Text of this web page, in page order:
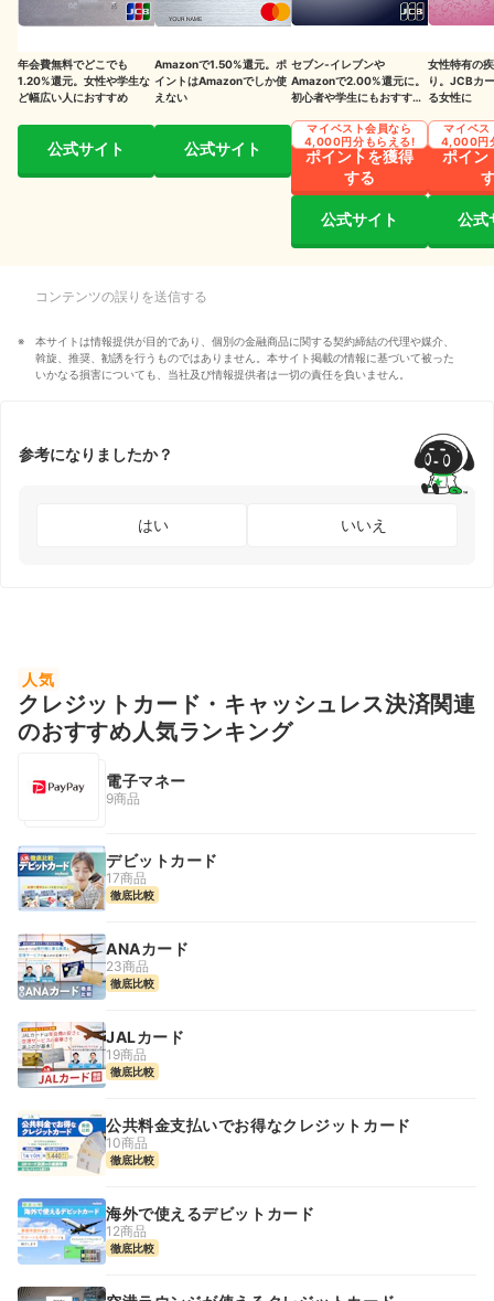
年会費無料でどこでも
1.20%還元。女性や学生な
ど幅広い人におすすめ
公式サイト
Amazonで1.50%還元。ポ
イントはAmazonでしか使
えない
公式サイト
セブン‐イレブンや
Amazonで2.00%還元に。
初心者や学生にもおすすめ
ポイントを獲得
する
マイベスト会員なら
4,000円分もらえる!
公式サイト
女性特有の
り。JCBカ
る女性に
ポイン
マイベス
4,000円
公式
コンテンツの誤りを送信する
本サイトは情報提供が目的であり、個別の金融商品に関する契約締結の代理や媒介、
斡旋、推奨、勧誘を行うものではありません。本サイト掲載の情報に基づいて被った
いかなる損害についても、当社及び情報提供者は一切の責任を負いません。
参考になりましたか？
はい いいえ
人気
クレジットカード・キャッシュレス決済関連
のおすすめ人気ランキング
電子マネー
9商品
デビットカード
17商品
徹底比較
ANAカード
23商品
徹底比較
JALカード
19商品
徹底比較
公共料金支払いでお得なクレジットカード
10商品
徹底比較
海外で使えるデビットカード
12商品
徹底比較